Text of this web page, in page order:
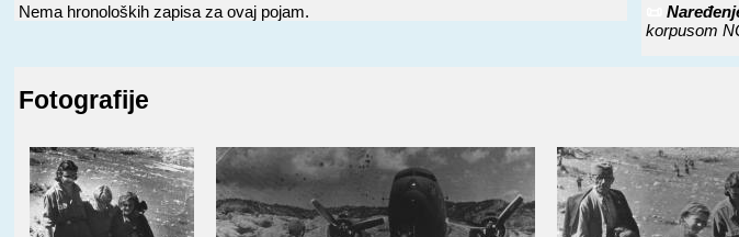
Nema hronoloških zapisa za ovaj pojam.
korpusom
Fotografije